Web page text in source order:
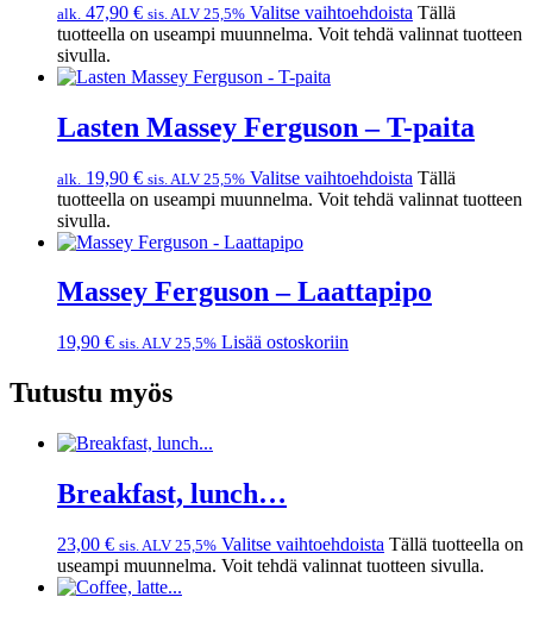
alk. 47,90 € sis. ALV 25,5% Valitse vaihtoehdoista Tällä
tuotteella on useampi muunnelma. Voit tehdä valinnat tuotteen
sivulla.
Lasten Massey Ferguson – T-paita
alk. 19,90 € sis. ALV 25,5% Valitse vaihtoehdoista Tällä
tuotteella on useampi muunnelma. Voit tehdä valinnat tuotteen
sivulla.
Massey Ferguson – Laattapipo
19,90 € sis. ALV 25,5% Lisää ostoskoriin
Tutustu myös
Breakfast, lunch…
23,00 € sis. ALV 25,5% Valitse vaihtoehdoista Tällä tuotteella on
useampi muunnelma. Voit tehdä valinnat tuotteen sivulla.